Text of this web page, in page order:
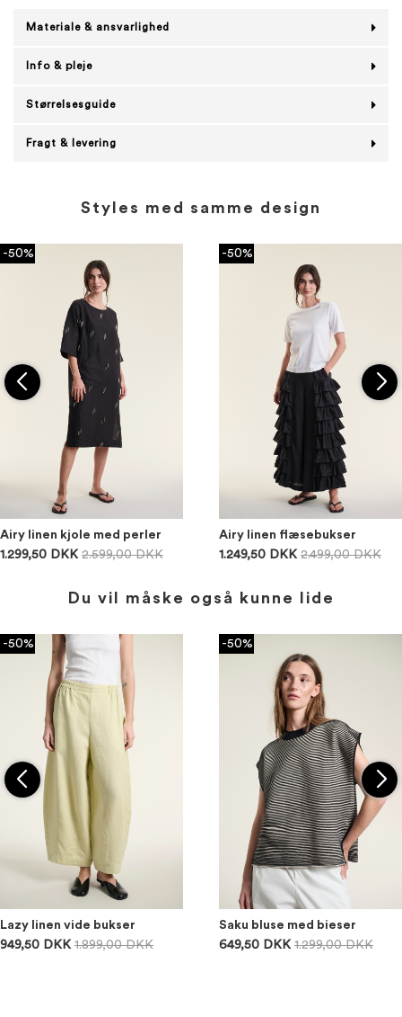
Materiale & ansvarlighed
Info & pleje
Størrelsesguide
Fragt & levering
Styles med samme design
-50%
Airy linen kjole med perler
1.299,50 DKK 2.599,00 DKK
-50%
Airy linen flæsebukser
1.249,50 DKK 2.499,00 DKK
Du vil måske også kunne lide
-50%
Lazy linen vide bukser
949,50 DKK 1.899,00 DKK
-50%
Saku bluse med bieser
649,50 DKK 1.299,00 DKK